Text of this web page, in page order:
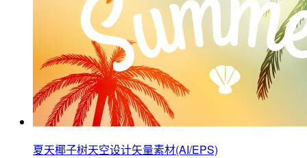
夏天椰子树天空设计矢量素材(AI/EPS)